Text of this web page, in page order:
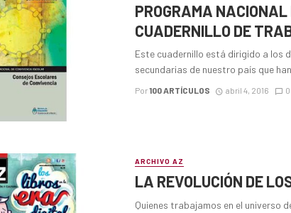
PROGRAMA
CUADERNILLO DE
Este cuadernillo está dirigido a los
secundarias de nuestro país que
Por100 ARTÍCULOS abril 4, 2016 0
ARCHIVO AZ
LA REVOLUCIÓN DE
Quienes trabajamos en el universo